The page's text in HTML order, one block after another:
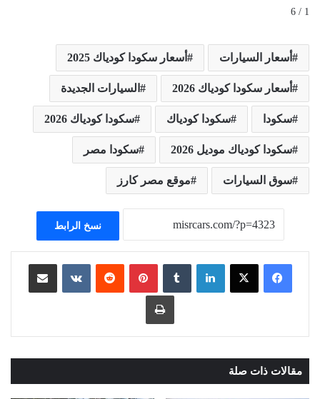
1 / 6
أسعار السيارات أسعار سكودا كودياك 2025
أسعار سكودا كودياك 2026 السيارات الجديدة
سكودا سكودا كودياك سكودا كودياك 2026
سكودا كودياك موديل 2026 سكودا مصر
سوق السيارات موقع مصر كارز
نسخ الرابط
لينكدإن ‏Tumblr بينتيريست
‏Reddit
‏VKontakte مشاركة عبر البريد
طباعة
مقالات ذات صلة